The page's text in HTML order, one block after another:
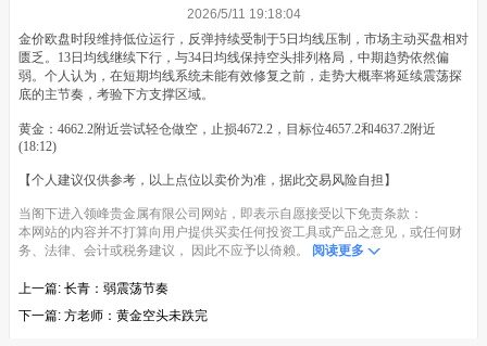
2026/5/11 19:18:04
金价欧盘时段维持低位运行，反弹持续受制于5日均线压制，市场主动买盘相对
匮乏。13日均线继续下行，与34日均线保持空头排列格局，中期趋势依然偏
弱。个人认为，在短期均线系统未能有效修复之前，走势大概率将延续震荡探
底的主节奏，考验下方支撑区域。
黄金：4662.2附近尝试轻仓做空，止损4672.2，目标位4657.2和4637.2附近
(18:12)
【个人建议仅供参考，以上点位以卖价为准，据此交易风险自担】
当阁下进入领峰贵金属有限公司网站，即表示自愿接受以下免责条款：
本网站的内容并不打算向用户提供买卖任何投资工具或产品之意见，或任何财
务、法律、会计或税务建议， 因此不应予以倚赖。
阅读更多
上一篇: 长青：弱震荡节奏
下一篇: 方老师：黄金空头未跌完